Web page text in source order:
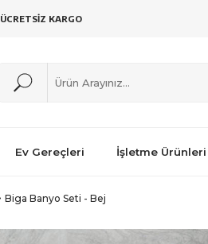
ÜCRETSİZ KARGO
Ev Gereçleri İşletme Ürünleri
Biga Banyo Seti - Bej